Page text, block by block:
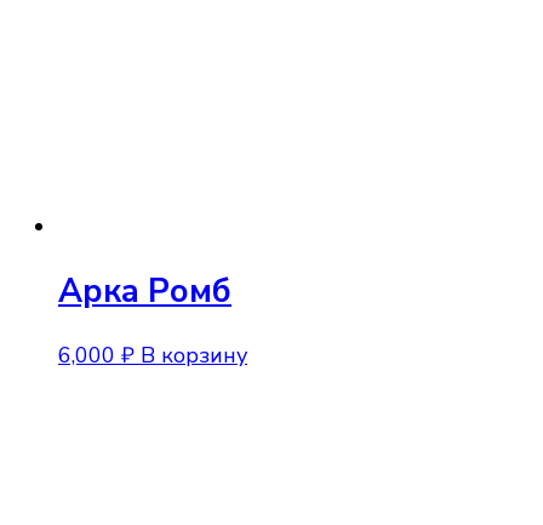
Арка Ромб
6,000 ₽ В корзину